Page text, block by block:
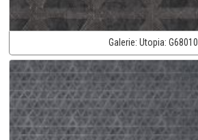
Galerie: Utopia: G68010